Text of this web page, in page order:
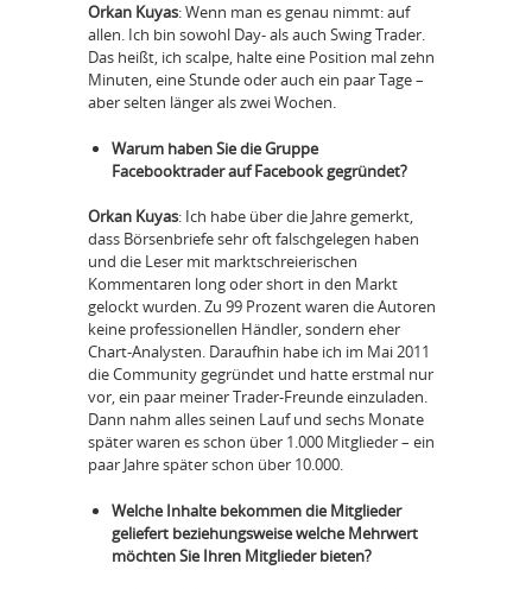
Orkan Kuyas: Wenn man es genau nimmt: auf
allen. Ich bin sowohl Day- als auch Swing Trader.
Das heißt, ich scalpe, halte eine Position mal zehn
Minuten, eine Stunde oder auch ein paar Tage –
aber selten länger als zwei Wochen.
Warum haben Sie die Gruppe
Facebooktrader auf Facebook gegründet?
Orkan Kuyas: Ich habe über die Jahre gemerkt,
dass Börsenbriefe sehr oft falschgelegen haben
und die Leser mit marktschreierischen
Kommentaren long oder short in den Markt
gelockt wurden. Zu 99 Prozent waren die Autoren
keine professionellen Händler, sondern eher
Chart-Analysten. Daraufhin habe ich im Mai 2011
die Community gegründet und hatte erstmal nur
vor, ein paar meiner Trader-Freunde einzuladen.
Dann nahm alles seinen Lauf und sechs Monate
später waren es schon über 1.000 Mitglieder – ein
paar Jahre später schon über 10.000.
Welche Inhalte bekommen die Mitglieder
geliefert beziehungsweise welche Mehrwert
möchten Sie Ihren Mitglieder bieten?